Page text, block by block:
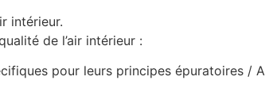
intérieur.
de l’air intérieur :
pour leurs principes épuratoires /